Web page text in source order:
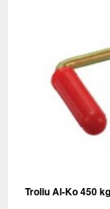
Troliu Al-Ko 450